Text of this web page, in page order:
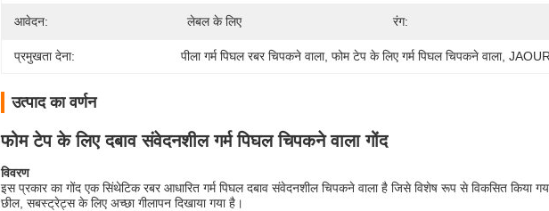
आवेदन: लेबल के लिए रंग:
प्रमुखता देना: पीला गर्म पिघल रबर चिपकने वाला, फोम टेप के लिए गर्म पिघल चिपकने वाला,
उत्पाद का वर्णन
फोम टेप के लिए दबाव संवेदनशील गर्म पिघल चिपकने वाला गोंद
विवरण
इस प्रकार का गोंद एक सिंथेटिक रबर आधारित गर्म पिघल दबाव संवेदनशील चिपकने वाला है जिसे विशेष रूप से विकसित किया
छील, सबस्ट्रेट्स के लिए अच्छा गीलापन दिखाया गया है।